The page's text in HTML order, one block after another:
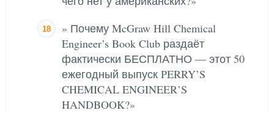
» Почему McGraw Hill Chemical
Engineer’s Book Club раздаёт
фактически БЕСПЛАТНО — этот 50
ежегодный выпуск PERRY’S
CHEMICAL ENGINEER’S
HANDBOOK?»